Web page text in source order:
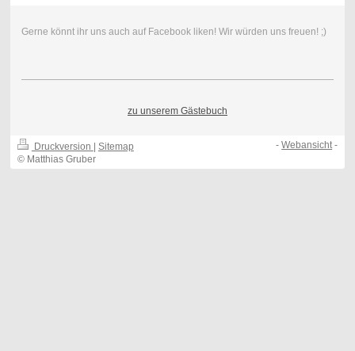
Gerne könnt ihr uns auch auf Facebook liken! Wir würden uns freuen! ;)
zu unserem Gästebuch
Druckversion
Sitemap
© Matthias Gruber
-Webansicht-